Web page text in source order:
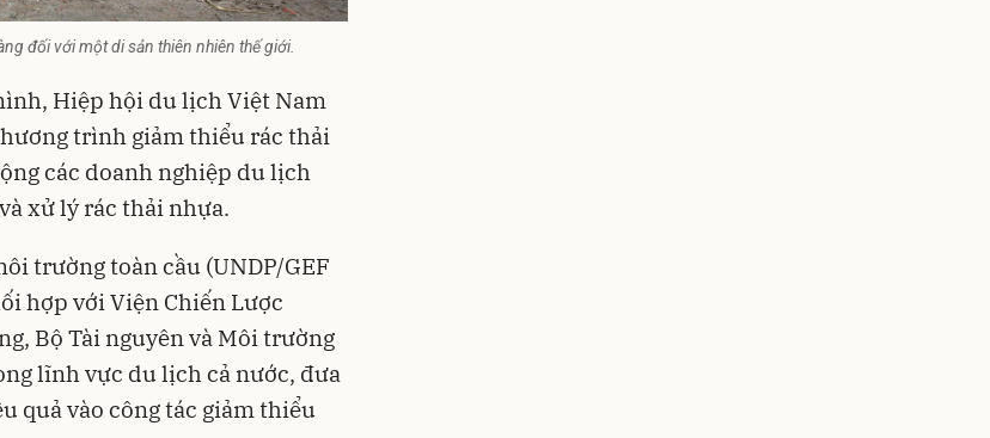
đối với một di sản thiên nhiên thế giới.
Hiệp hội du lịch Việt Nam
trình giảm thiểu rác thải
các doanh nghiệp du lịch
xử lý rác thải nhựa.
trường toàn cầu (UNDP/GEF
hợp với Viện Chiến Lược
Bộ Tài nguyên và Môi trường
lĩnh vực du lịch cả nước, đưa
quả vào công tác giảm thiểu